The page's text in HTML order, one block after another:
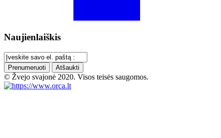
Naujienlaiškis
Prenumeruoti Atšaukti
© Žvejo svajonė 2020. Visos teisės saugomos.